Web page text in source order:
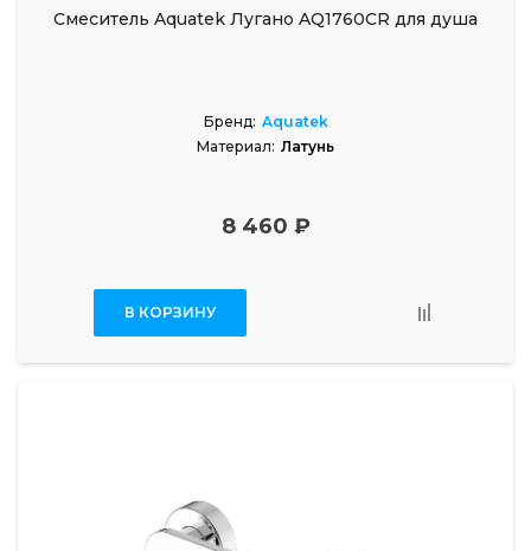
Смеситель Aquatek Лугано AQ1760CR для душа
Бренд: Aquatek
Материал: Латунь
8 460 ₽
В КОРЗИНУ